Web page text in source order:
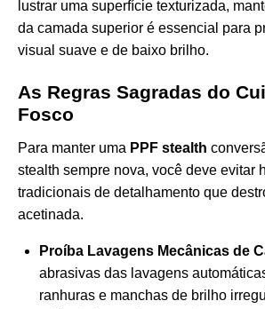
lustrar uma superfície texturizada,
da camada superior é essencial para
visual suave e de baixo brilho.
As Regras Sagradas do
Fosco
Para manter uma PPF stealth
stealth sempre nova, você deve evitar
tradicionais de detalhamento que
acetinada.
Proíba Lavagens Mecânicas de
abrasivas das lavagens
ranhuras e manchas de brilho